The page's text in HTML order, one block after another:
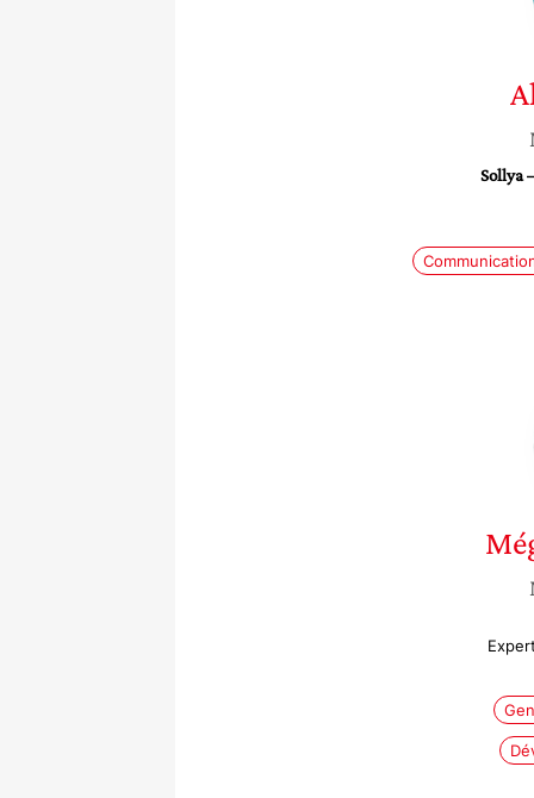
Sollya